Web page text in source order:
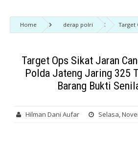
Home derap polri
Target
Terlampaui, Polda Jateng Jaring 325 Tersangka
Target Ops Sikat Jaran
Polda Jateng Jaring 325
Barang Bukti
Hilman Dani Aufar
Selasa,